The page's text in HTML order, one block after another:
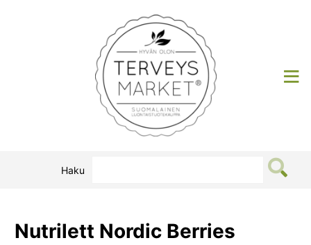
Terveysmarket
Haku
Nutrilett Nordic Berries